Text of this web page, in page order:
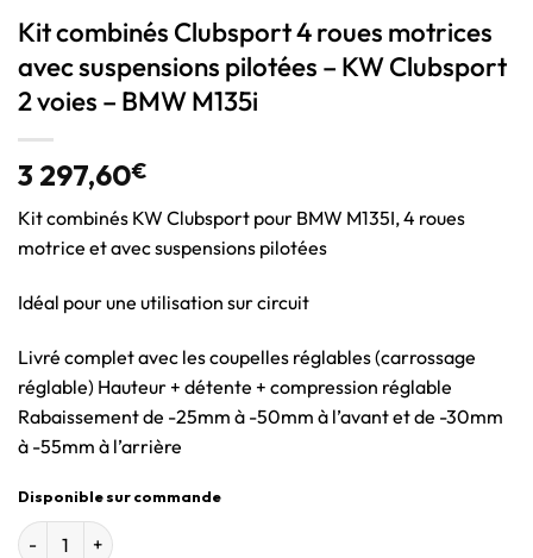
Kit combinés Clubsport 4 roues motrices
avec suspensions pilotées – KW Clubsport
2 voies – BMW M135i
3 297,60€
Kit combinés KW Clubsport pour BMW M135I, 4 roues
motrice et avec suspensions pilotées
Idéal pour une utilisation sur circuit
Livré complet avec les coupelles réglables (carrossage
réglable) Hauteur + détente + compression réglable
Rabaissement de -25mm à -50mm à l’avant et de -30mm
à -55mm à l’arrière
Disponible sur commande